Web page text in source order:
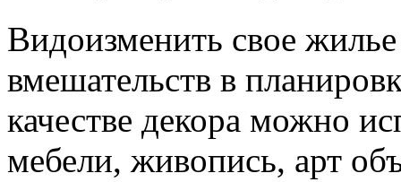
Видоизменить свое
вмешательств в
качестве декора можно
мебели, живопись, арт